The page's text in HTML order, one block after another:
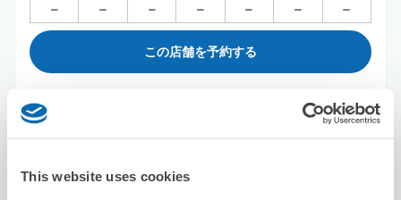
This website uses cookies
この店舗を予約する
本日の営業時間: 閉店